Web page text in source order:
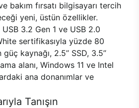
bakım fırsatı bilgisayarı tercih
yeni, üstün özellikler.
3.2 Gen 1 ve USB 2.0
sertifikasıyla yüzde 80
kaynağı, 2.5’’ SSD, 3.5’’
alanı, Windows 11 ve Intel
ana donanımlar ve
Tanışın